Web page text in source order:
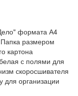
формата А4
размером
картона
с полями для
скоросшивателя
для организации